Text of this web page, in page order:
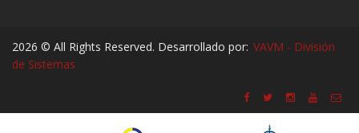
2026 © All Rights Reserved. Desarrollado por: VAVM - División
de Sistemas